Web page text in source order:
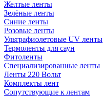
Желтые ленты
Зелёные ленты
Синие ленты
Розовые ленты
Ультрафиолетовые UV ленты
Термоленты для саун
Фитоленты
Специализированные ленты
Ленты 220 Вольт
Комплекты лент
Сопутствующие к лентам